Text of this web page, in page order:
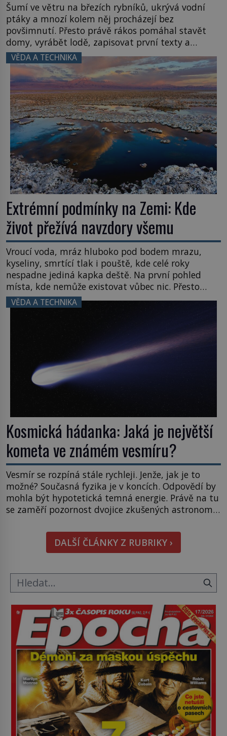
Šumí ve větru na březích rybníků, ukrývá vodní
ptáky a mnozí kolem něj procházejí bez
povšimnutí. Přesto právě rákos pomáhal stavět
domy, vyrábět lodě, zapisovat první texty a
inspiroval řadu pověstí. Tato skromná, ale
užitečná rostlina provází člověka už tisíce let.
Většina lidí vnímá rákos jen jako obyčejnou kulisu
letního koupání. Stačí se však podívat […]
VĚDA A TECHNIKA
Extrémní podmínky na Zemi: Kde
život přežívá navzdory všemu
Vroucí voda, mráz hluboko pod bodem mrazu,
kyseliny, smrtící tlak i pouště, kde celé roky
nespadne jediná kapka deště. Na první pohled
místa, kde nemůže existovat vůbec nic. Přesto
právě tady vědci objevují organismy, které
posouvají hranice života. Každý nový nález mění
napovídá, kde bychom jednou […]
VĚDA A TECHNIKA
Kosmická hádanka: Jaká je největší
kometa ve známém vesmíru?
Vesmír se rozpíná stále rychleji. Jenže, jak je to
možné? Současná fyzika je v koncích. Odpovědí by
mohla být hypotetická temná energie. Právě na tu
se zaměří pozornost dvojice zkušených astronomů.
hmatatelnějšího. Naprosto rekordní kometu!
Astronomové Pedro Bernardinelli a Gary Bernstein
mravenčí prací zkoumají archivní snímky v rámci
DALŠÍ ČLÁNKY Z RUBRIKY ›